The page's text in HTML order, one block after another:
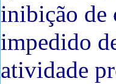
inibição de
impedido
atividade